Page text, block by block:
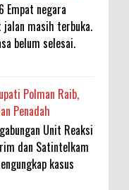
Empat negara
masih terbuka.
belum selesai.
Polman Raib,
Penadah
Unit Reaksi
dan Satintelkam
kasus